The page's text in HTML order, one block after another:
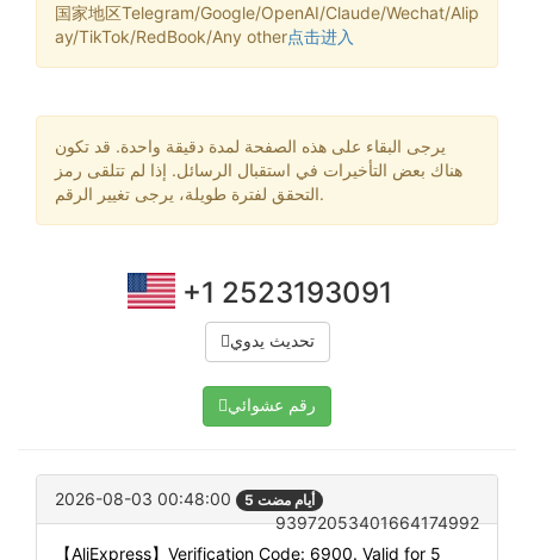
国家地区Telegram/Google/OpenAI/Claude/Wechat/Alip
ay/TikTok/RedBook/Any other点击进入
يرجى البقاء على هذه الصفحة لمدة دقيقة واحدة. قد تكون
هناك بعض التأخيرات في استقبال الرسائل. إذا لم تتلقى رمز
التحقق لفترة طويلة، يرجى تغيير الرقم.
+1 2523193091
تحديث يدوي
رقم عشوائي
2026-08-03 00:48:00 5 أيام مضت
93972053401664174992
【AliExpress】Verification Code: 6900. Valid for 5